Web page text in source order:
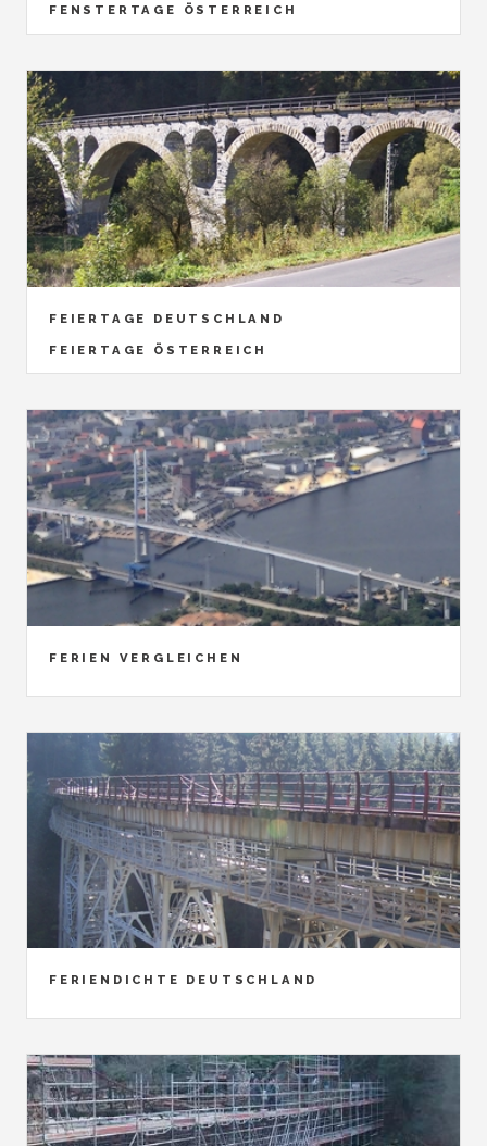
FENSTERTAGE ÖSTERREICH
FEIERTAGE DEUTSCHLAND
FEIERTAGE ÖSTERREICH
FERIEN VERGLEICHEN
FERIENDICHTE DEUTSCHLAND